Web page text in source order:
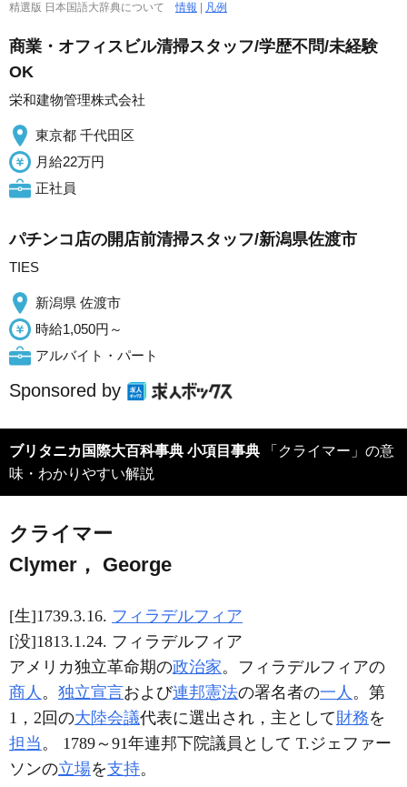
精選版 日本国語大辞典について情報 凡例
商業・オフィスビル清掃スタッフ/学歴不問/未経験
OK
栄和建物管理株式会社
東京都 千代田区
月給22万円
正社員
パチンコ店の開店前清掃スタッフ/新潟県佐渡市
TIES
新潟県 佐渡市
時給1,050円～
アルバイト・パート
Sponsored by
ブリタニカ国際大百科事典 小項目事典
味・わかりやすい解説
クライマー
Clymer， George
[生]1739.3.16. フィラデルフィア
[没]1813.1.24. フィラデルフィア
アメリカ独立革命期の政治家。フィラデルフィアの
商人 。 独立宣言および連邦憲法の署名者の一人 。第
1，2回の大陸会議代表に選出され，主として財務を
担当。 1789～91年連邦下院議員として T.ジェファー
ソンの立場を支持。